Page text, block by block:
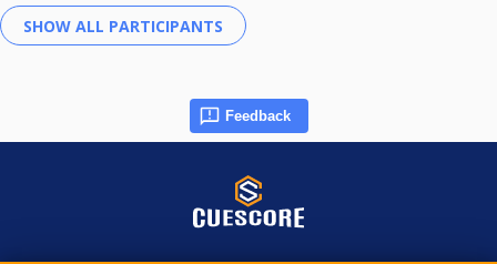
Feedback